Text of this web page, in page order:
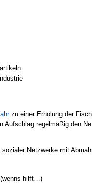
zu einer Erholung der
regelmäßig den
Netzwerke mit
(wenns hilft…)